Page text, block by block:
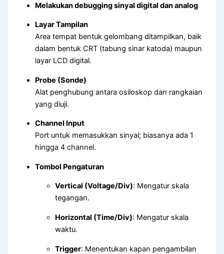
Melakukan debugging sinyal digital dan analog
Layar Tampilan
Area tempat bentuk gelombang ditampilkan, baik
dalam bentuk CRT (tabung sinar katoda) maupun
layar LCD digital.
Probe (Sonde)
Alat penghubung antara osiloskop dan rangkaian
yang diuji.
Channel Input
Port untuk memasukkan sinyal; biasanya ada 1
hingga 4 channel.
Tombol Pengaturan
Vertical (Voltage/Div): Mengatur skala
tegangan.
Horizontal (Time/Div): Mengatur skala
waktu.
Trigger: Menentukan kapan pengambilan